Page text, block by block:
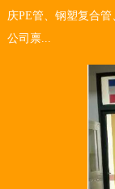
庆PE管、钢塑复合管
公司禀...